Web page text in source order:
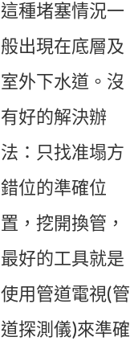
這種堵塞情況一
般出現在底層及
室外下水道。沒
有好的解決辦
法：只找准塌方
錯位的準確位
置，挖開換管，
最好的工具就是
使用管道電視(管
道探測儀)來準確